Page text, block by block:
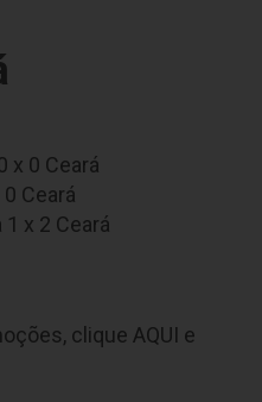
x 0 Ceará
Ceará
x 2 Ceará
clique AQUI e